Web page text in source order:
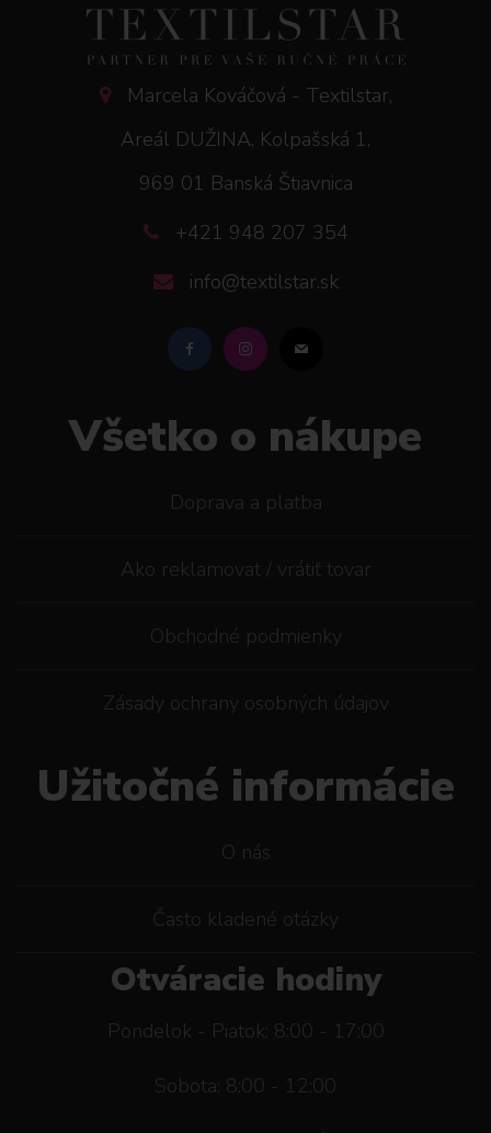
Marcela Kováčová - Textilstar,
Areál DUŽINA, Kolpašská 1,
969 01 Banská Štiavnica
+421 948 207 354
info@textilstar.sk
Všetko o nákupe
Doprava a platba
Ako reklamovat / vrátiť tovar
Obchodné podmienky
Zásady ochrany osobných údajov
Užitočné informácie
O nás
Často kladené otázky
Otváracie hodiny
Pondelok - Piatok: 8:00 - 17:00
Sobota: 8:00 - 12:00